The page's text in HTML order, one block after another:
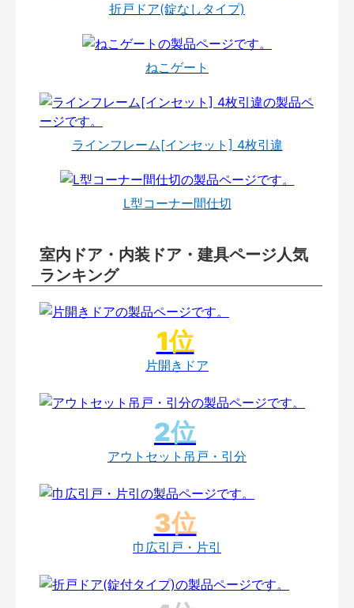
折戸ドア(錠なしタイプ)
ねこゲート
ラインフレーム[インセット] 4枚引違
L型コーナー間仕切
室内ドア・内装ドア・建具ページ人気
ランキング
片開きドア
アウトセット吊戸・引分
巾広引戸・片引